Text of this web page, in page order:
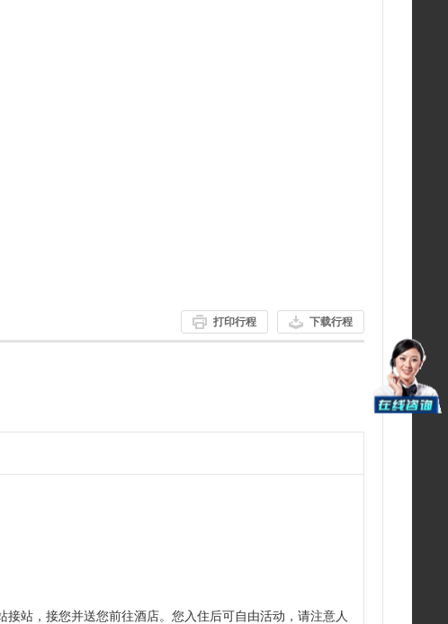
打印行程 下载行程
站，接您并送您前往酒店。您入住后可自由活动，请注意人